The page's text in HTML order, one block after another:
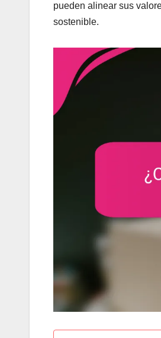
pueden alinear sus
sostenible.